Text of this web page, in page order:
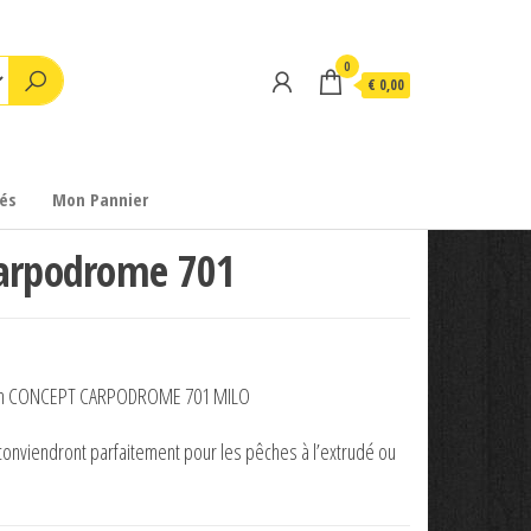
0
€ 0,00
Mon Pannier
701
CARPODROME 701 MILO
conviendront parfaitement pour les pêches à l’extrudé ou